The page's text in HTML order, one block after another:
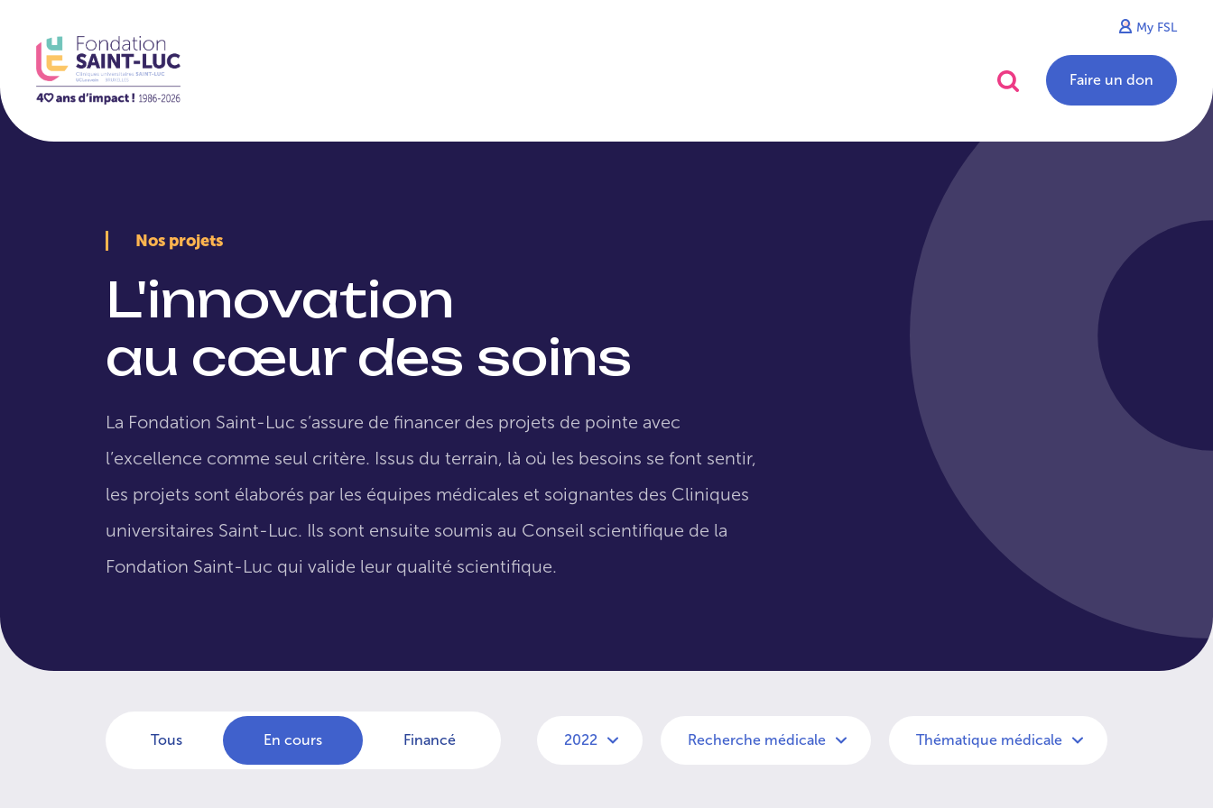
My FSL
Faire un don
Nos projets
L'innovation
au cœur des soins
La Fondation Saint-Luc s’assure de financer des projets de pointe avec
l’excellence comme seul critère. Issus du terrain, là où les besoins se font sentir,
les projets sont élaborés par les équipes médicales et soignantes des Cliniques
universitaires Saint-Luc. Ils sont ensuite soumis au Conseil scientifique de la
Fondation Saint-Luc qui valide leur qualité scientifique.
Tous En cours Financé 2022 Recherche médicale Thématique médicale